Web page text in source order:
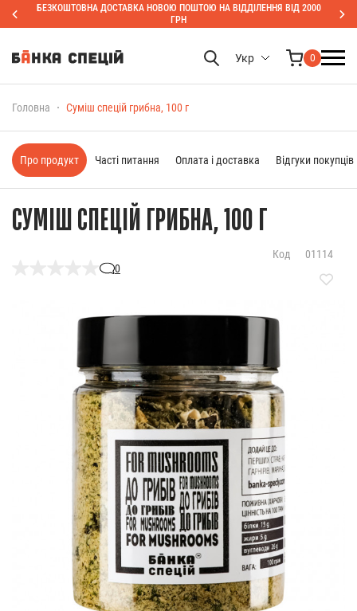
БЕЗКОШТОВНА ДОСТАВКА НОВОЮ ПОШТОЮ НА ВІДДІЛЕННЯ ВІД 2000
ГРН
Укр 0
Головна Суміш спецій грибна, 100 г
СУМІШ СПЕЦІЙ ГРИБНА, 100 Г
0
Код 01114
Про продукт Часті питання Оплата і доставка Відгуки покупців